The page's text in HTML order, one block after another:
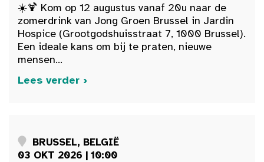
☀️🍹 Kom op 12 augustus vanaf 20u naar de
zomerdrink van Jong Groen Brussel in Jardin
Hospice (Grootgodshuisstraat 7, 1000 Brussel).
Een ideale kans om bij te praten, nieuwe
mensen...
Lees verder ›
BRUSSEL, BELGIË
03 OKT 2026 | 10:00